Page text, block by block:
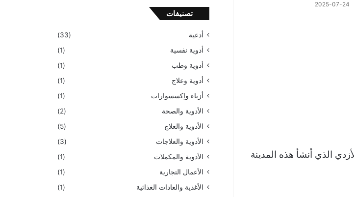
2025-07-24
الذي أنشأ هذه المدينة
تصنيفات
أدعية
(33)
أدوية نفسية
(1)
أدوية وطب
(1)
أدوية وعلاج
(1)
أزياء وإكسسوارات
(1)
الأدوية والصحة
(2)
الأدوية والعلاج
(5)
الأدوية والعلاجات
(3)
الأدوية والمكملات
(1)
الأعمال التجارية
(1)
الأغذية والعادات الغذائية
(1)